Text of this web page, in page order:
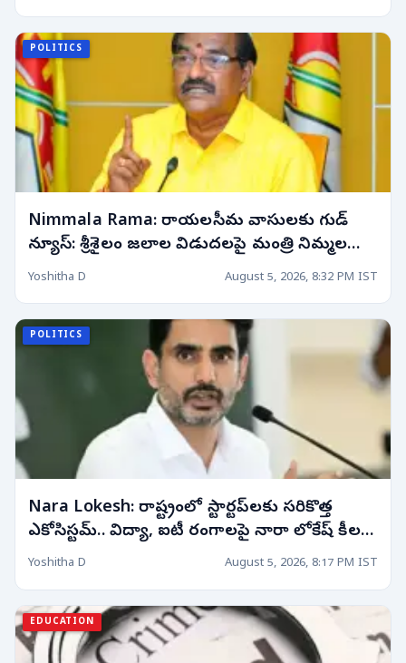
POLITICS
Nimmala Rama: రాయలసీమ వాసులకు గుడ్
న్యూస్: శ్రీశైలం జలాల విడుదలపై మంత్రి నిమ్మల
కీలక ప్రకటన! రాబోయే 10 రోజుల్లో..
Yoshitha D August 5, 2026, 8:32 PM IST
POLITICS
Nara Lokesh: రాష్ట్రంలో స్టార్టప్‌లకు సరికొత్త
ఎకోసిస్టమ్.. విద్యా, ఐటీ రంగాలపై నారా లోకేష్ కీలక
వ్యాఖ్యలు!
Yoshitha D August 5, 2026, 8:17 PM IST
EDUCATION